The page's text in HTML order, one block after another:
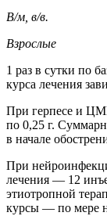
В/м, в/в.
Взрослые
1 раз в сутки по
курса лечения
При герпесе и
по 0,25 г.
в начале
При
лечения — 12
этиотропной
курсы — по мере